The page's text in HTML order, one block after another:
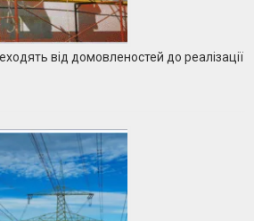
від домовленостей до реалізації